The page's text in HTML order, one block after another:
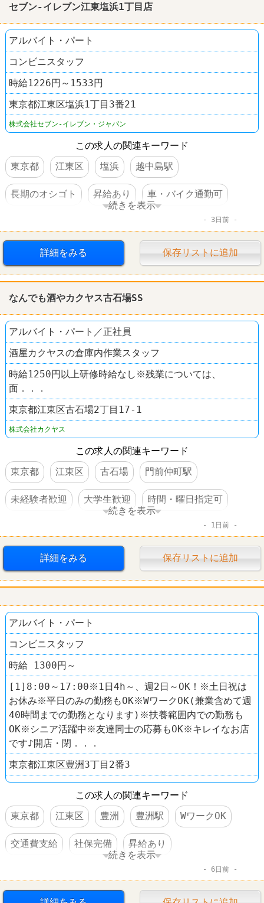
セブン-イレブン江東塩浜1丁目店
アルバイト・パート
コンビニスタッフ
時給1226円～1533円
東京都江東区塩浜1丁目3番21
株式会社セブン-イレブン・ジャパン
この求人の関連キーワード
東京都
江東区 塩浜 越中島駅
長期のオシゴト 昇給あり 車・バイク通勤可
続きを表示
3日前
詳細をみる 保存リストに追加
なんでも酒やカクヤス古石場SS
アルバイト・パート／正社員
酒屋カクヤスの倉庫内作業スタッフ
時給1250円以上研修時給なし※残業については、
面．．．
東京都江東区古石場2丁目17-1
株式会社カクヤス
この求人の関連キーワード
東京都
江東区 古石場 門前仲町駅
未経験者歓迎 大学生歓迎 時間・曜日指定可
昇給あり 制服あり 社員登用あり 大量募集
その他小売店 なんでも酒や カクヤス
続きを表示
1日前
詳細をみる 保存リストに追加
アルバイト・パート
コンビニスタッフ
時給 1300円～
[1]8:00～17:00※1日4h～、週2日～OK！※土日祝は
お休み※平日のみの勤務もOK※WワークOK(兼業含めて週
40時間までの勤務となります)※扶養範囲内での勤務も
OK※シニア活躍中※友達同士の応募もOK※キレイなお店
です♪開店・閉．．．
東京都江東区豊洲3丁目2番3
この求人の関連キーワード
東京都
江東区 豊洲 豊洲駅 WワークOK
交通費支給 社保完備 昇給あり
社員登用あり
60代以上活躍
続きを表示
6日前